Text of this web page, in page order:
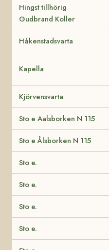
Hingst tillhörig
Gudbrand Koller
Håkenstadsvarta
Kapella
Kjörvensvarta
Sto e Aalsborken N 115
Sto e Ålsborken N 115
Sto e.
Sto e.
Sto e.
Sto e.